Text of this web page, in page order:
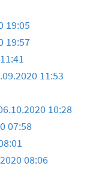
19:05
19:57
11:53
10:28
07:58
08:06